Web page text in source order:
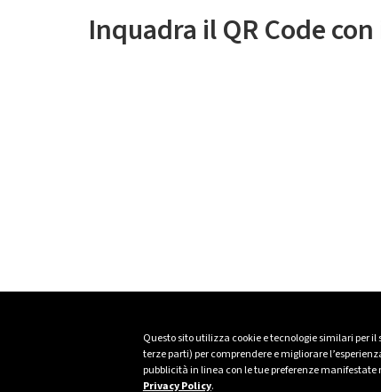
Questo sito utilizza cookie e tecnologie similari per
terze parti) per comprendere e migliorare
pubblicità in linea con le tue preferenze
Privacy Policy.
Inquadra il QR Code